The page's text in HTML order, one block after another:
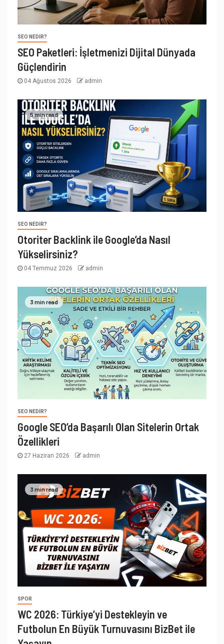
SEO NEDIR?
SEO Paketleri: İşletmenizi Dijital Dünyada
Güçlendirin
04 Ağustos 2026 admin
5 min read
SEO NEDIR?
Otoriter Backlink ile Google’da Nasıl
Yükselirsiniz?
04 Temmuz 2026 admin
3 min read
SEO NEDIR?
Google SEO’da Başarılı Olan Sitelerin Ortak
Özellikleri
27 Haziran 2026 admin
3 min read
SPOR
WC 2026: Türkiye’yi Destekleyin ve
Futbolun En Büyük Turnuvasını BizBet ile